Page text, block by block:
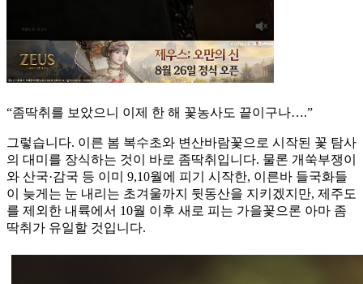
“좀딱취를 보았으니 이제 한 해 꽃농사도 끝이구나….”
그렇습니다. 이른 봄 복수초와 변산바람꽃으로 시작된 꽃 탐사
의 대미를 장식하는 것이 바로 좀딱취입니다. 물론 개쑥부쟁이
와 산국·감국 등 이미 9,10월에 피기 시작한, 이른바 들국화들
이 늦게는 눈 내리는 초겨울까지 뒷동산을 지키겠지만, 제주도
를 제외한 내륙에서 10월 이후 새로 피는 가을꽃으론 아마 좀
딱취가 유일할 것입니다.